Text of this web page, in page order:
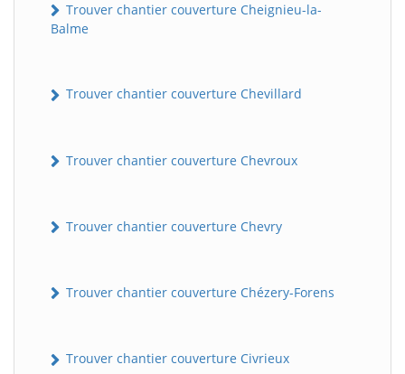
Trouver chantier couverture Cheignieu-la-
Balme
Trouver chantier couverture Chevillard
Trouver chantier couverture Chevroux
Trouver chantier couverture Chevry
Trouver chantier couverture Chézery-Forens
Trouver chantier couverture Civrieux
BatiWebPro